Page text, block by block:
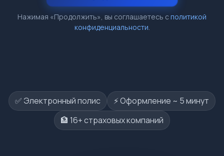
Нажимая «Продолжить», вы соглашаетесь сполитикой
конфиденциальности.
✅ Электронный полис
⚡️ Оформление ~ 5 минут
🏦 16+ страховых компаний